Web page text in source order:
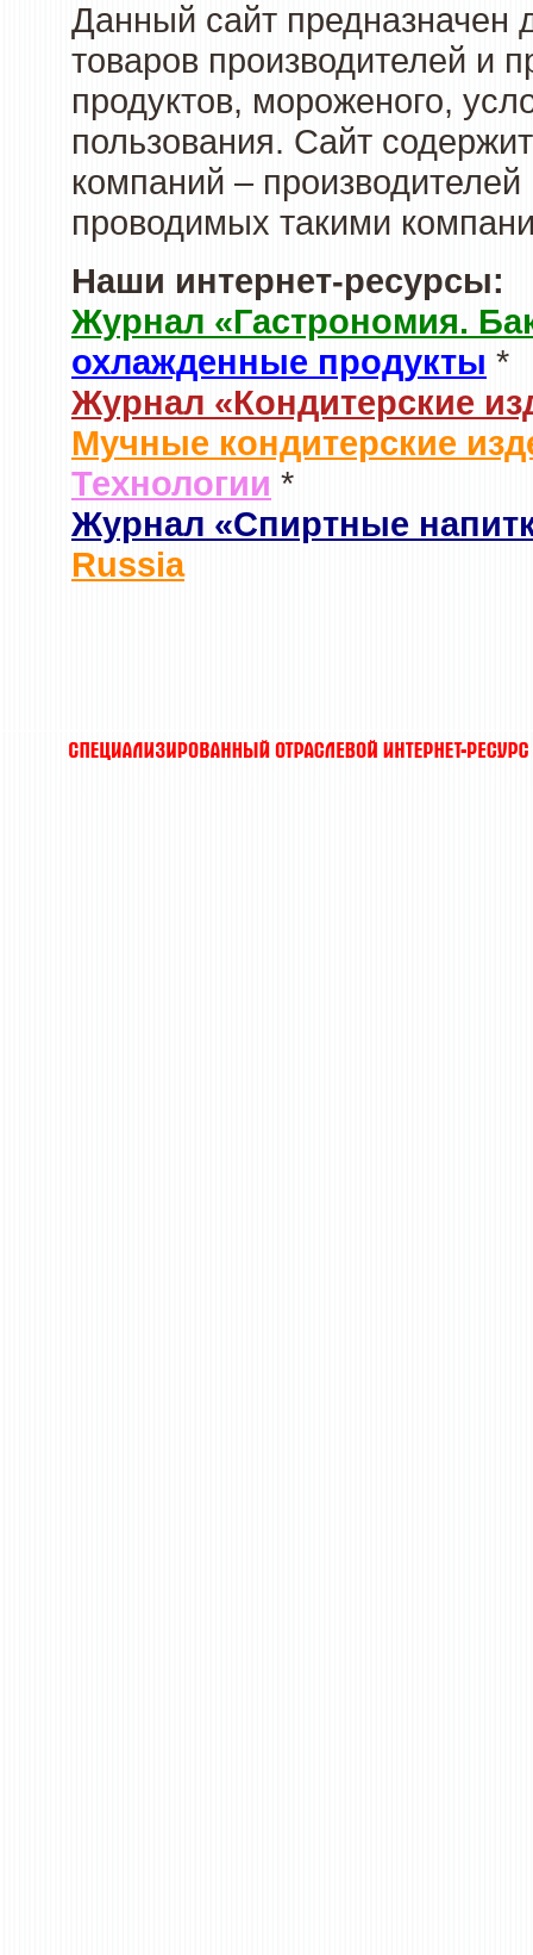
Данный сайт предназначен
товаров производителей и
продуктов, мороженого,
пользования. Сайт
компаний –
проводимых такими
Наши интернет-ресурсы:
Журнал «Гастрономия.
охлажденные продукты *
Журнал «Кондитерские
Мучные кондитерские
Технологии *
Журнал «Спиртные
Russia